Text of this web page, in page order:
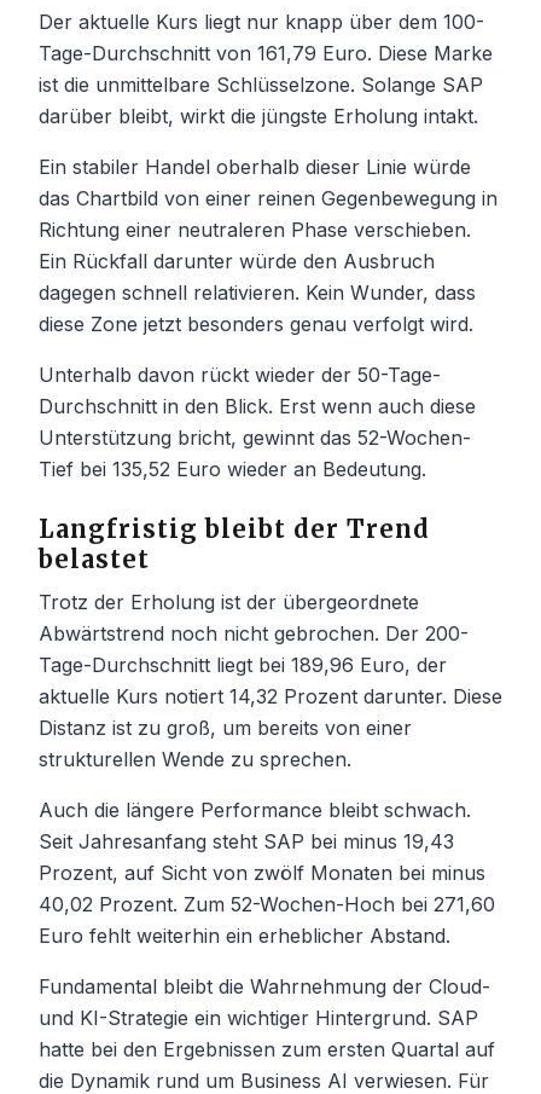
Der aktuelle Kurs liegt nur knapp über dem 100-
Tage-Durchschnitt von 161,79 Euro. Diese Marke
ist die unmittelbare Schlüsselzone. Solange SAP
darüber bleibt, wirkt die jüngste Erholung intakt.
Ein stabiler Handel oberhalb dieser Linie würde
das Chartbild von einer reinen Gegenbewegung in
Richtung einer neutraleren Phase verschieben.
Ein Rückfall darunter würde den Ausbruch
dagegen schnell relativieren. Kein Wunder, dass
diese Zone jetzt besonders genau verfolgt wird.
Unterhalb davon rückt wieder der 50-Tage-
Durchschnitt in den Blick. Erst wenn auch diese
Unterstützung bricht, gewinnt das 52-Wochen-
Tief bei 135,52 Euro wieder an Bedeutung.
Langfristig bleibt der Trend
belastet
Trotz der Erholung ist der übergeordnete
Abwärtstrend noch nicht gebrochen. Der 200-
Tage-Durchschnitt liegt bei 189,96 Euro, der
aktuelle Kurs notiert 14,32 Prozent darunter. Diese
Distanz ist zu groß, um bereits von einer
strukturellen Wende zu sprechen.
Auch die längere Performance bleibt schwach.
Seit Jahresanfang steht SAP bei minus 19,43
Prozent, auf Sicht von zwölf Monaten bei minus
40,02 Prozent. Zum 52-Wochen-Hoch bei 271,60
Euro fehlt weiterhin ein erheblicher Abstand.
Fundamental bleibt die Wahrnehmung der Cloud-
und KI-Strategie ein wichtiger Hintergrund. SAP
hatte bei den Ergebnissen zum ersten Quartal auf
die Dynamik rund um Business AI verwiesen. Für